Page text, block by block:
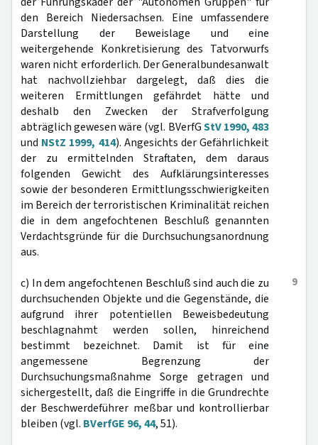
den Bereich Niedersachsen. Eine umfassendere
Darstellung der Beweislage und eine
weitergehende Konkretisierung des Tatvorwurfs
waren nicht erforderlich. Der Generalbundesanwalt
hat nachvollziehbar dargelegt, daß dies die
weiteren Ermittlungen gefährdet hätte und
deshalb den Zwecken der Strafverfolgung
abträglich gewesen wäre (vgl. BVerfGStV 1990, 483
und NStZ 1999, 414). Angesichts der Gefährlichkeit
der zu ermittelnden Straftaten, dem daraus
folgenden Gewicht des Aufklärungsinteresses
sowie der besonderen Ermittlungsschwierigkeiten
im Bereich der terroristischen Kriminalität reichen
die in dem angefochtenen Beschluß genannten
Verdachtsgründe für die Durchsuchungsanordnung
aus.
9
c) In dem angefochtenen Beschluß sind auch die zu
durchsuchenden Objekte und die Gegenstände, die
aufgrund ihrer potentiellen Beweisbedeutung
beschlagnahmt werden sollen, hinreichend
bestimmt bezeichnet. Damit ist für eine
angemessene Begrenzung der
Durchsuchungsmaßnahme Sorge getragen und
sichergestellt, daß die Eingriffe in die Grundrechte
der Beschwerdeführer meßbar und kontrollierbar
bleiben (vgl. BVerfGE 96, 44, 51).